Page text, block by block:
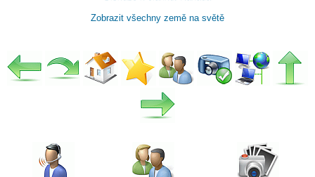
Zobrazit všechny země na světě